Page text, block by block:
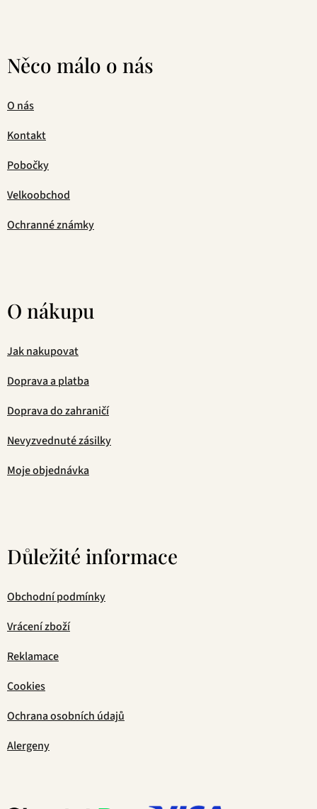
Něco málo o nás
O nás
Kontakt
Pobočky
Velkoobchod
Ochranné známky
O nákupu
Jak nakupovat
Doprava a platba
Doprava do zahraničí
Nevyzvednuté zásilky
Moje objednávka
Důležité informace
Obchodní podmínky
Vrácení zboží
Reklamace
Cookies
Ochrana osobních údajů
Alergeny